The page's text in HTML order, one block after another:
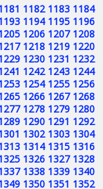
1182 1183 1184
1194 1195 1196
1206 1207 1208
1218 1219 1220
1230 1231 1232
1242 1243 1244
1254 1255 1256
1266 1267 1268
1278 1279 1280
1290 1291 1292
1302 1303 1304
1314 1315 1316
1326 1327 1328
1338 1339 1340
1350 1351 1352